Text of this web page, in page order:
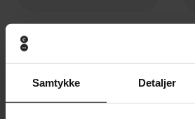
Samtykke Detaljer
Stefan Ahnhem
LYDBOK